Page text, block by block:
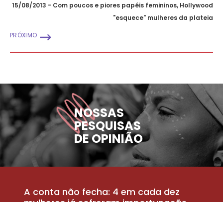
15/08/2013 - Com poucos e piores papéis femininos, Hollywood
"esquece" mulheres da plateia
PRÓXIMO
NOSSAS
PESQUISAS
DE OPINIÃO
A conta não fecha: 4 em cada dez